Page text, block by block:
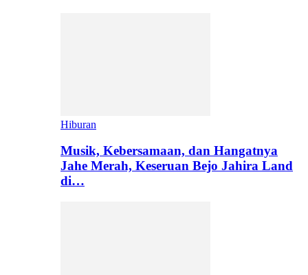
Hiburan
Musik, Kebersamaan, dan Hangatnya
Jahe Merah, Keseruan Bejo Jahira Land
di…